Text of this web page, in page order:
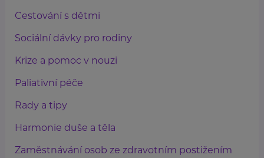
Cestování s dětmi
Sociální dávky pro rodiny
Krize a pomoc v nouzi
Paliativní péče
Rady a tipy
Harmonie duše a těla
Zaměstnávání osob ze zdravotním postižením